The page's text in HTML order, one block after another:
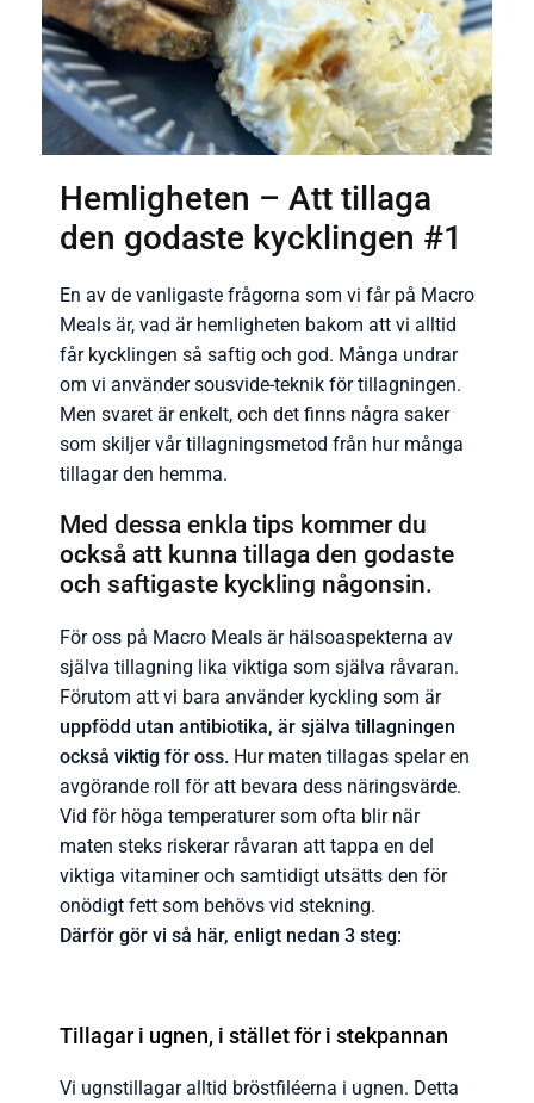
Hemligheten – Att tillaga
den godaste kycklingen #1
En av de vanligaste frågorna som vi får på Macro
Meals är, vad är hemligheten bakom att vi alltid
får kycklingen så saftig och god. Många undrar
om vi använder sousvide-teknik för tillagningen.
Men svaret är enkelt, och det finns några saker
som skiljer vår tillagningsmetod från hur många
tillagar den hemma.
Med dessa enkla tips kommer du
också att kunna tillaga den godaste
och saftigaste kyckling någonsin.
För oss på Macro Meals är hälsoaspekterna av
själva tillagning lika viktiga som själva råvaran.
Förutom att vi bara använder kyckling som är
uppfödd utan antibiotika, är själva tillagningen
också viktig för oss. Hur maten tillagas spelar en
avgörande roll för att bevara dess näringsvärde.
Vid för höga temperaturer som ofta blir när
maten steks riskerar råvaran att tappa en del
viktiga vitaminer och samtidigt utsätts den för
onödigt fett som behövs vid stekning.
Därför gör vi så här, enligt nedan 3 steg:
Tillagar i ugnen, i stället för i stekpannan
Vi ugnstillagar alltid bröstfiléerna i ugnen. Detta